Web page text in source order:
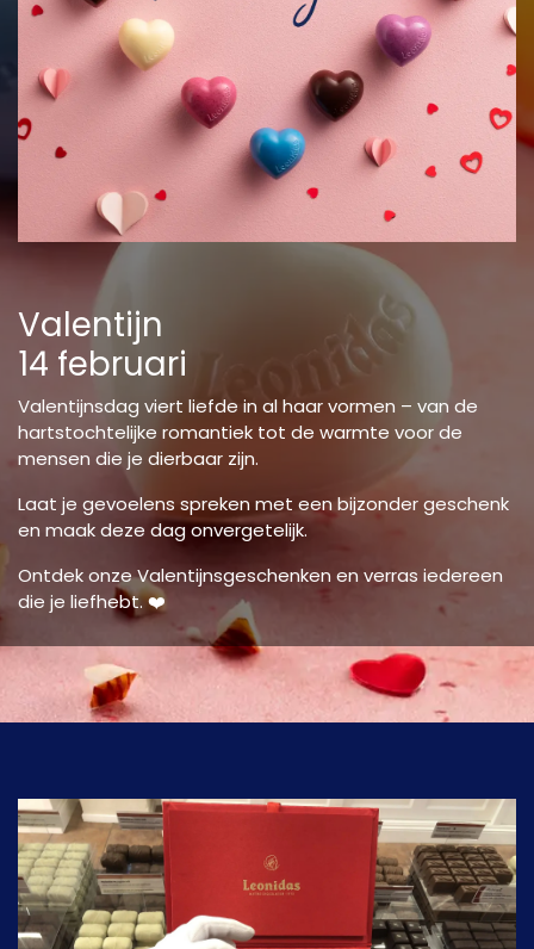
Valentijn
14 februari
Valentijnsdag viert liefde in al haar vormen – van de
hartstochtelijke romantiek tot de warmte voor de
mensen die je dierbaar zijn.
Laat je gevoelens spreken met een bijzonder geschenk
en maak deze dag onvergetelijk.
Ontdek onze Valentijnsgeschenken en verras iedereen
die je liefhebt. ❤️